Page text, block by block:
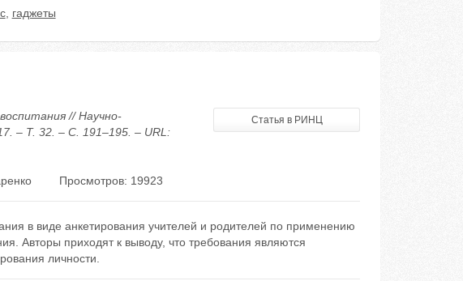
, гаджеты
// Научно-
– Т. 32. – С. 191–195. – URL:
Статья в РИНЦ
Просмотров: 19923
в виде анкетирования учителей и родителей по применению
Авторы приходят к выводу, что требования являются
личности.